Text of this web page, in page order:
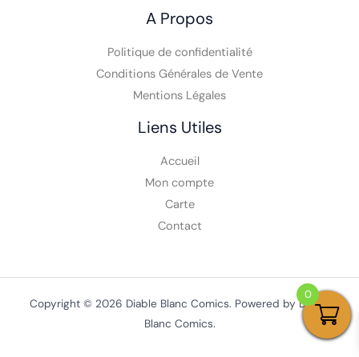
A Propos
Politique de confidentialité
Conditions Générales de Vente
Mentions Légales
Liens Utiles
Accueil
Mon compte
Carte
Contact
Copyright © 2026 Diable Blanc Comics. Powered by Diable
Blanc Comics.
0